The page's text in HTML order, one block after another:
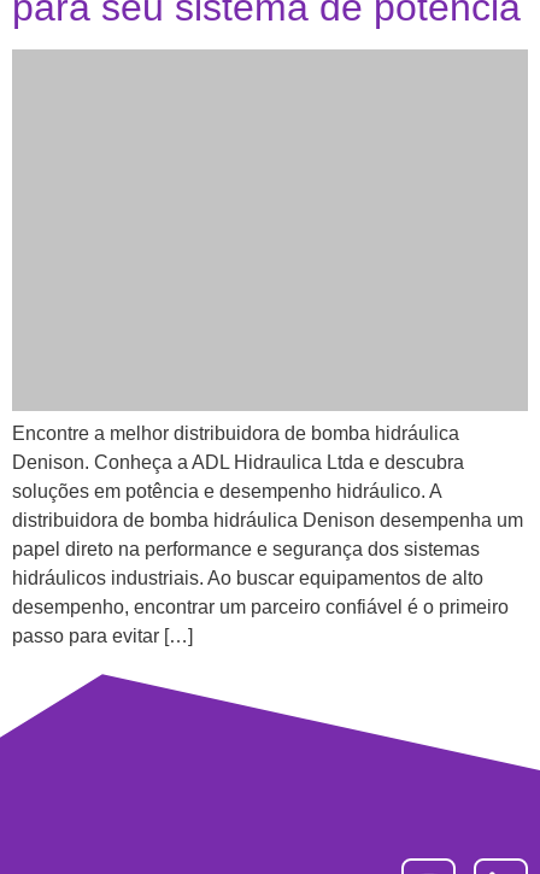
Encontre a melhor distribuidora de bomba hidráulica
Denison. Conheça a ADL Hidraulica Ltda e descubra
soluções em potência e desempenho hidráulico. A
distribuidora de bomba hidráulica Denison desempenha um
papel direto na performance e segurança dos sistemas
hidráulicos industriais. Ao buscar equipamentos de alto
desempenho, encontrar um parceiro confiável é o primeiro
passo para evitar […]